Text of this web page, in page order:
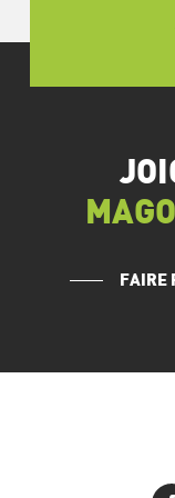
FAIRE